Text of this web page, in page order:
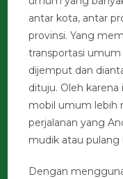
antar kota, antar
provinsi. Yang
transportasi umum
dijemput dan
dituju. Oleh
mobil umum lebih
perjalanan yang
mudik atau pulang
Dengan